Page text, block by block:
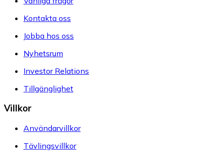
Kontakta oss
Jobba hos oss
Nyhetsrum
Investor Relations
Tillgänglighet
Villkor
Användarvillkor
Tävlingsvillkor